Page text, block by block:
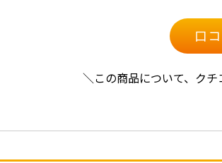
口
＼この商品について、ク